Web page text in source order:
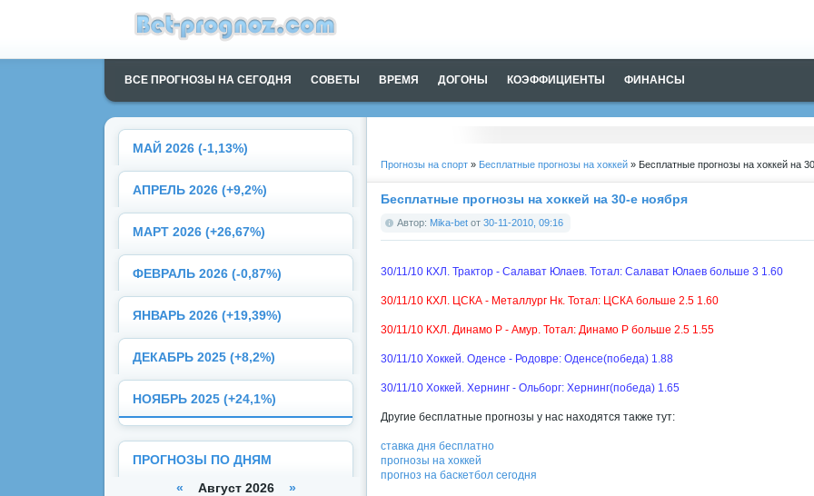
ВСЕ ПРОГНОЗЫ НА СЕГОДНЯ СОВЕТЫ ВРЕМЯ ДОГОНЫ КОЭФФИЦИЕНТЫ ФИНАНСЫ
Прогнозы на спорт » Бесплатные прогнозы на хоккей » Бесплатные прогнозы на хоккей на
Бесплатные прогнозы на хоккей на 30-е ноября
Автор: Mika-bet от 30-11-2010, 09:16
30/11/10 КХЛ. Трактор - Салават Юлаев. Тотал: Салават Юлаев больше 3 1.60
30/11/10 КХЛ. ЦСКА - Металлург Нк. Тотал: ЦСКА больше 2.5 1.60
30/11/10 КХЛ. Динамо Р - Амур. Тотал: Динамо Р больше 2.5 1.55
30/11/10 Хоккей. Оденсе - Родовре: Оденсе(победа) 1.88
30/11/10 Хоккей. Хернинг - Ольборг: Хернинг(победа) 1.65
Другие бесплатные прогнозы у нас находятся также тут:
ставка дня бесплатно
прогнозы на хоккей
прогноз на баскетбол сегодня
МАЙ 2026 (-1,13%)
АПРЕЛЬ 2026 (+9,2%)
МАРТ 2026 (+26,67%)
ФЕВРАЛЬ 2026 (-0,87%)
ЯНВАРЬ 2026 (+19,39%)
ДЕКАБРЬ 2025 (+8,2%)
НОЯБРЬ 2025 (+24,1%)
ПРОГНОЗЫ ПО ДНЯМ
« Август 2026 »